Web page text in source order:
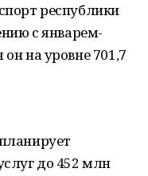
республики
с январем-
на уровне 701,7
до 452 млн